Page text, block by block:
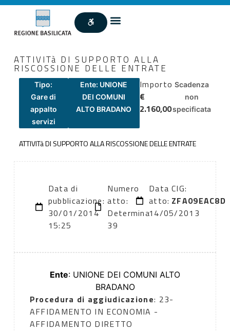
ATTIVITà DI SUPPORTO ALLA
RISCOSSIONE DELLE ENTRATE
Tipo:
Gare di
appalto
servizi
Ente: UNIONE
DEI COMUNI
ALTO BRADANO
Importo
€
2.160,00
Scadenza
non
specificata
ATTIVITà DI SUPPORTO ALLA RISCOSSIONE DELLE ENTRATE
Data di
pubblicazione:
30/01/2014
15:25
Numero
atto:
Determina
39
Data
atto:
14/05/2013
CIG:
ZFA09EAC8D
Ente: UNIONE DEI COMUNI ALTO
BRADANO
Procedura di aggiudicazione: 23-
AFFIDAMENTO IN ECONOMIA -
AFFIDAMENTO DIRETTO